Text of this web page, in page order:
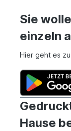
Sie
einzeln
Hier geht es
Hause